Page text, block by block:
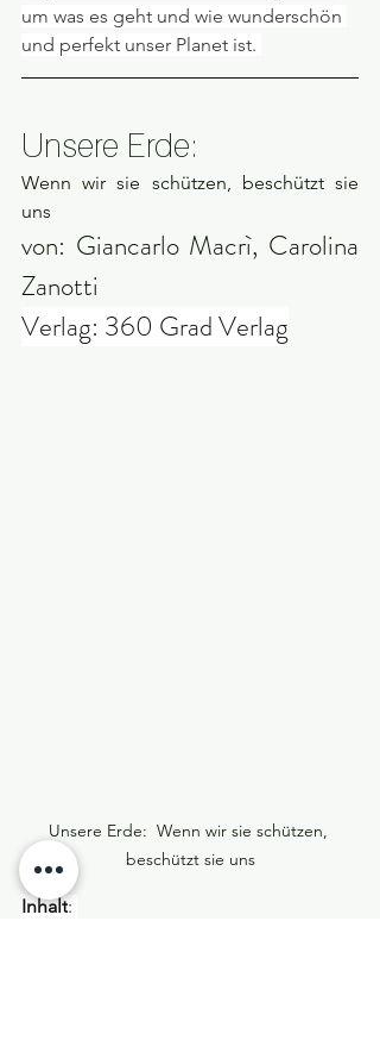
um was es geht und wie wunderschön
und perfekt unser Planet ist.
Unsere Erde:
Wenn wir sie schützen, beschützt sie
uns
von: Giancarlo Macrì, Carolina
Zanotti
Verlag: 360 Grad Verlag
Unsere Erde:  Wenn wir sie schützen,
beschützt sie uns
Inhalt: